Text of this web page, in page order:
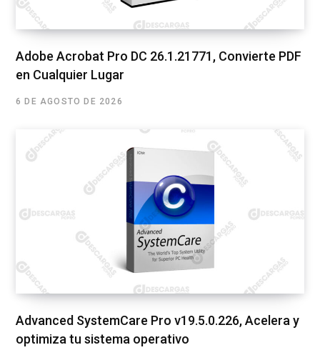
Adobe Acrobat Pro DC 26.1.21771, Convierte PDF
en Cualquier Lugar
6 DE AGOSTO DE 2026
Advanced SystemCare Pro v19.5.0.226, Acelera y
optimiza tu sistema operativo